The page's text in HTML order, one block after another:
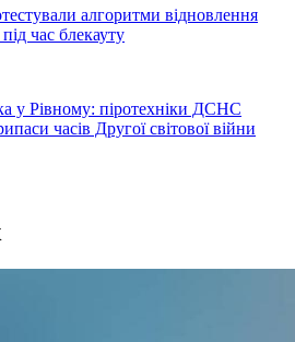
алгоритми відновлення
час блекауту
у Рівному: піротехніки ДСНС
часів Другої світової війни